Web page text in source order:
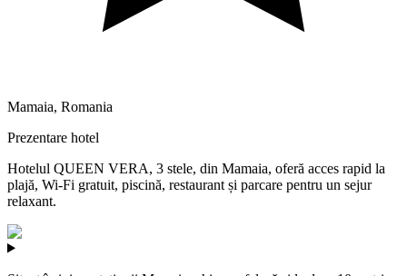
Mamaia, Romania
Prezentare hotel
Hotelul QUEEN VERA, 3 stele, din Mamaia, oferă acces rapid la
plajă, Wi‑Fi gratuit, piscină, restaurant și parcare pentru un sejur
relaxant.